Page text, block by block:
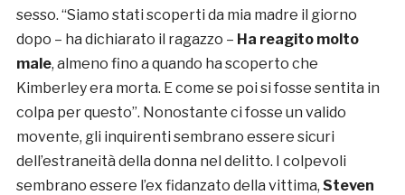
sesso. “Siamo stati scoperti da mia madre il giorno
dopo – ha dichiarato il ragazzo – Ha reagito molto
male, almeno fino a quando ha scoperto che
Kimberley era morta. E come se poi si fosse sentita in
colpa per questo”. Nonostante ci fosse un valido
movente, gli inquirenti sembrano essere sicuri
dell’estraneità della donna nel delitto. I colpevoli
sembrano essere l’ex fidanzato della vittima, Steven